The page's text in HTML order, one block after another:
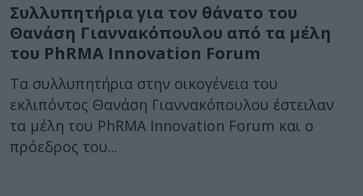
Συλλυπητήρια για τον θάνατο του
Θανάση Γιαννακόπουλου από τα μέλη
του PhRMA Innovation Forum
Τα συλλυπητήρια στην οικογένεια του
εκλιπόντος Θανάση Γιαννακόπουλου έστειλαν
τα μέλη του PhRMA Innovation Forum και ο
πρόεδρος του...